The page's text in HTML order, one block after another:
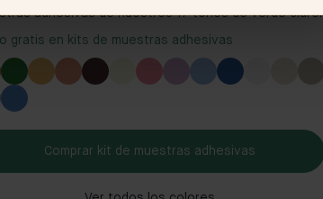
adhesivas de nuestros 17 tonos de verde claro.
gratis en kits de muestras adhesivas
Comprar kit de muestras adhesivas